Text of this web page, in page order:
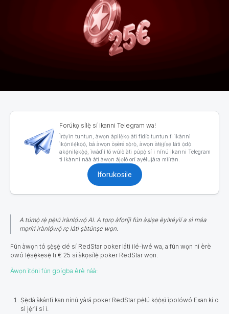
Forúkọ sílẹ̀ sí ikanni Telegram wa!
Ìròyìn tuntun, àwọn àpilẹ̀kọ àti fídíò tuntun ti ìkànnì
ìkọ́nilẹ́kọ̀ọ́, bá àwọn òṣèré sọ̀rọ̀, àwọn àtẹ̀jíṣẹ́ láti ọ̀dọ̀
akọ́nilẹ́kọ̀ọ́, ìwádìí tó wúlò àti púpọ̀ sí i nínú ikanni Telegram
ti ìkànnì náà àti àwọn àjọlò orí ayélujára mìíràn.
Iforukosile
A túmọ̀ rẹ̀ pẹ̀lú ìrànlọ́wọ́ AI. A tọrọ àforíjì fún àṣìṣe èyíkéyìí a sì máa
mọrírì ìrànlọ́wọ́ rẹ láti ṣàtúnṣe wọn.
Fún àwọn tó ṣẹ̀ṣẹ̀ dé sí RedStar poker láti ilé-ìwé wa, a fún wọn ní èrè
owó lẹ́sẹ̀kẹsẹ̀ ti € 25 sí àkọsílẹ̀ poker RedStar wọn.
Àwọn ìtọ́ni fún gbígba èrè náà:
Ṣẹ̀dá àkántì kan nínú yàrá poker RedStar pẹ̀lú kọ́ọ̀ṣì ìpolówó Exan kí o
sì jẹ́rìí sí i.